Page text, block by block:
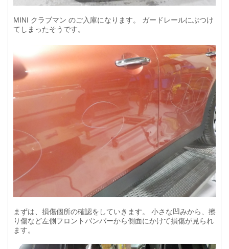
MINI クラブマン のご入庫になります。 ガードレールにぶつけ
てしまったそうです。
まずは、損傷個所の確認をしていきます。 小さな凹みから、擦
り傷など左側フロントバンパーから側面にかけて損傷が見られ
ます。